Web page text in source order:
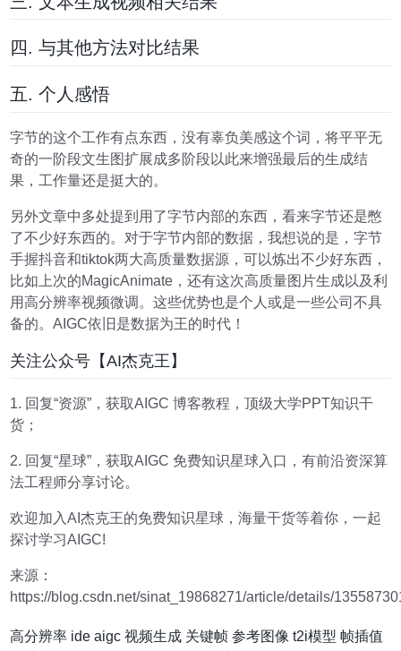
四. 与其他方法对比结果
五. 个人感悟
字节的这个工作有点东西，没有辜负美感这个词，将平平无
奇的一阶段文生图扩展成多阶段以此来增强最后的生成结
果，工作量还是挺大的。
另外文章中多处提到用了字节内部的东西，看来字节还是憋
了不少好东西的。对于字节内部的数据，我想说的是，字节
手握抖音和tiktok两大高质量数据源，可以炼出不少好东西，
比如上次的MagicAnimate，还有这次高质量图片生成以及利
用高分辨率视频微调。这些优势也是个人或是一些公司不具
备的。AIGC依旧是数据为王的时代！
关注公众号【AI杰克王】
1. 回复“资源”，获取AIGC 博客教程，顶级大学PPT知识干
货；
2. 回复“星球”，获取AIGC 免费知识星球入口，有前沿资深算
法工程师分享讨论。
欢迎加入AI杰克王的免费知识星球，海量干货等着你，一起
探讨学习AIGC!
来源：
https://blog.csdn.net/sinat_19868271/article/details/
高分辨率 ide aigc 视频生成 关键帧 参考图像 t2i模型 帧插值